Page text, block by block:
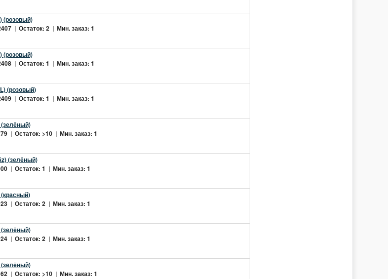
(розовый)
| Остаток: 2 | Мин. заказ: 1
(розовый)
| Остаток: 1 | Мин. заказ: 1
(розовый)
| Остаток: 1 | Мин. заказ: 1
(зелёный)
| Остаток: >10 | Мин. заказ: 1
(зелёный)
| Остаток: 1 | Мин. заказ: 1
| Остаток: 2 | Мин. заказ: 1
(зелёный)
| Остаток: 2 | Мин. заказ: 1
(зелёный)
| Остаток: >10 | Мин. заказ: 1